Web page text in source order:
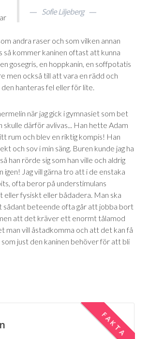
Sofie Liljeberg
andra raser och som vilken annan
så kommer kaninen oftast att kunna
gosegris, en hoppkanin, en soffpotatis
men också till att vara en rädd och
hanteras fel eller för lite.
när jag gick i gymnasiet som bet
skulle därför avlivas... Han hette Adam
rum och blev en riktig kompis! Han
och sov i min säng. Buren kunde jag ha
han rörde sig som han ville och aldrig
igen! Jag vill gärna tro att i de enstaka
ofta beror på understimulans
eller fysiskt eller bådadera. Man ska
sådant beteende ofta går att jobba bort
att det kräver ett enormt tålamod
man vill åstadkomma och att det kan få
just den kaninen behöver för att bli
FAKTA